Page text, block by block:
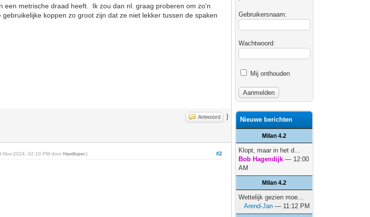
een metrische draad heeft. Ik zou dan nl. graag proberen om zo'n
koppen zo groot zijn dat ze niet lekker tussen de spaken
Antwoord }
#2
Nov-2024, 02:10 PM doorHardloper.)
Gebruikersnaam:
Wachtwoord:
Mij onthouden
Nieuwe berichten
Milan 4.2
Klopt, maar in het d...
Bob Hagendijk — 12:00
AM
Milan 4.2
Wettelijk gezien moe...
Arend-Jan — 11:12 PM